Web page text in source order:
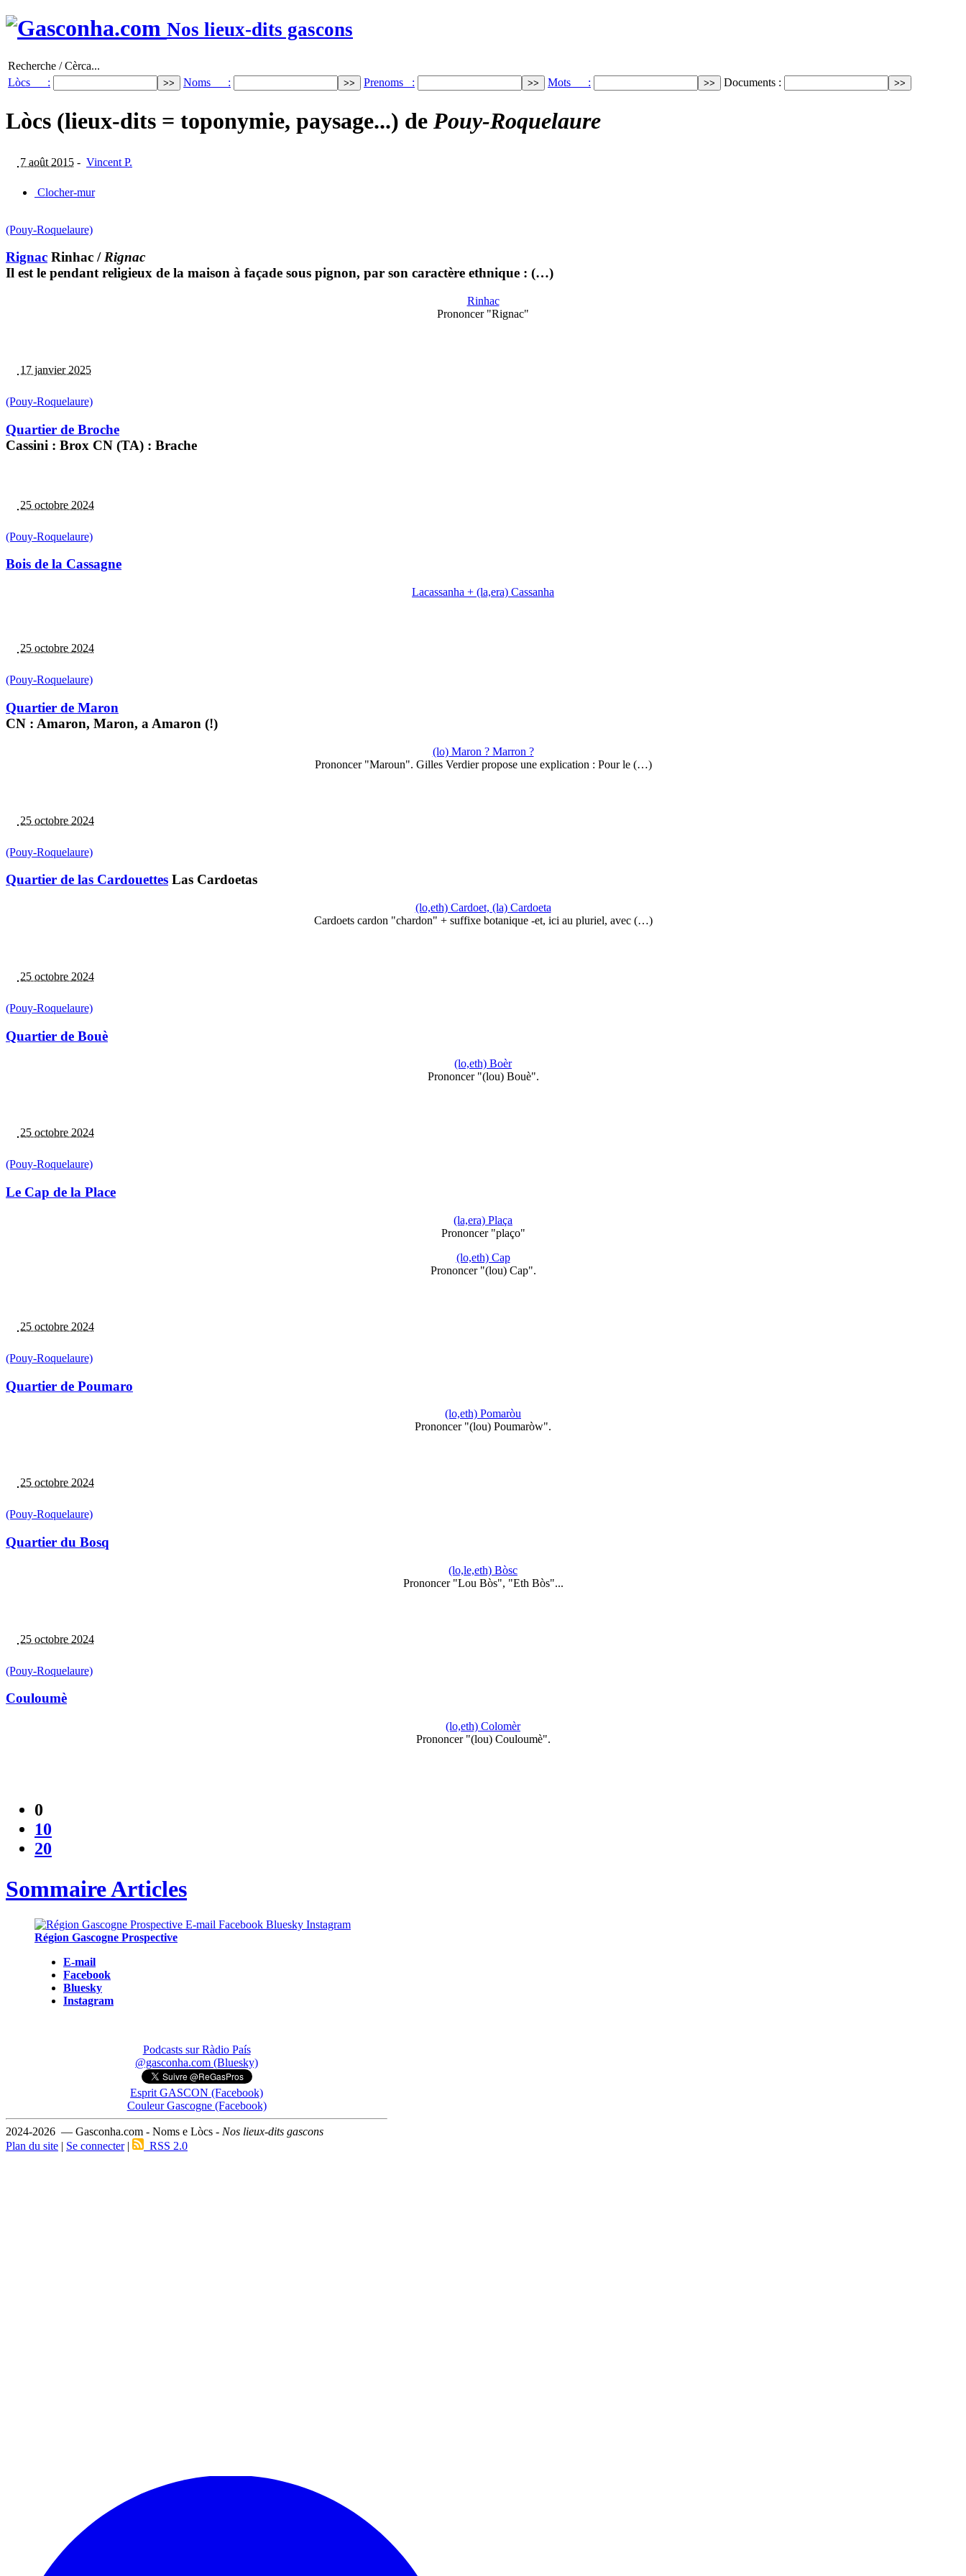
Nos lieux-dits gascons
Recherche / Cèrca...
Lòcs :
Noms : Prenoms : Mots : Documents :
Lòcs (lieux-dits = toponymie, paysage...) de Pouy-Roquelaure
7 août 2015 - Vincent P.
Clocher-mur
(Pouy-Roquelaure)
Rignac Rinhac /Rignac
Il est le pendant religieux de la maison à façade sous pignon, par son caractère ethnique : (…)
Rinhac
Prononcer "Rignac"
17 janvier 2025
(Pouy-Roquelaure)
Quartier de Broche
Cassini : Brox CN (TA) : Brache
25 octobre 2024
(Pouy-Roquelaure)
Bois de la Cassagne
Lacassanha + (la,era) Cassanha
25 octobre 2024
(Pouy-Roquelaure)
Quartier de Maron
CN : Amaron, Maron, a Amaron (!)
(lo) Maron ? Marron ?
Prononcer "Maroun". Gilles Verdier propose une explication : Pour le (…)
25 octobre 2024
(Pouy-Roquelaure)
Quartier de las Cardouettes Las Cardoetas
(lo,eth) Cardoet, (la) Cardoeta
Cardoets cardon "chardon" + suffixe botanique -et, ici au pluriel, avec (…)
25 octobre 2024
(Pouy-Roquelaure)
Quartier de Bouè
(lo,eth) Boèr
Prononcer "(lou) Bouè".
25 octobre 2024
(Pouy-Roquelaure)
Le Cap de la Place
(la,era) Plaça
Prononcer "plaço"
(lo,eth) Cap
Prononcer "(lou) Cap".
25 octobre 2024
(Pouy-Roquelaure)
Quartier de Poumaro
(lo,eth) Pomaròu
Prononcer "(lou) Poumaròw".
25 octobre 2024
(Pouy-Roquelaure)
Quartier du Bosq
(lo,le,eth) Bòsc
Prononcer "Lou Bòs", "Eth Bòs"...
25 octobre 2024
(Pouy-Roquelaure)
Couloumè
(lo,eth) Colomèr
Prononcer "(lou) Couloumè".
0
10
20
Sommaire Articles
Région Gascogne Prospective
E-mail
Facebook
Bluesky
Instagram
Podcasts sur Ràdio País
@gasconha.com (Bluesky)
Esprit GASCON (Facebook)
Couleur Gascogne (Facebook)
2024-2026 — Gasconha.com - Noms e Lòcs - Nos lieux-dits gascons
Plan du site | Se connecter| RSS 2.0